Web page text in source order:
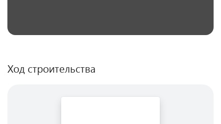
Ход строительства